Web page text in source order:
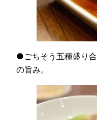
●ごちそう五種盛り
の旨み。